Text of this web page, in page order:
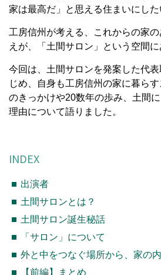
家は最高だ」と思える住まいにした
工房信州が考える、これからの家
えが、「土間サロン」という空間に
今回は、土間サロンを発案した代
じめ、自身も工房信州の家に暮ら
のきっかけや20数年の歩み、土間
理由について語りました。
INDEX
出演者
土間サロンとは？
土間サロン誕生秘話
「サロン」について
外と中をつなぐ場所から、家の
【前編】まとめ